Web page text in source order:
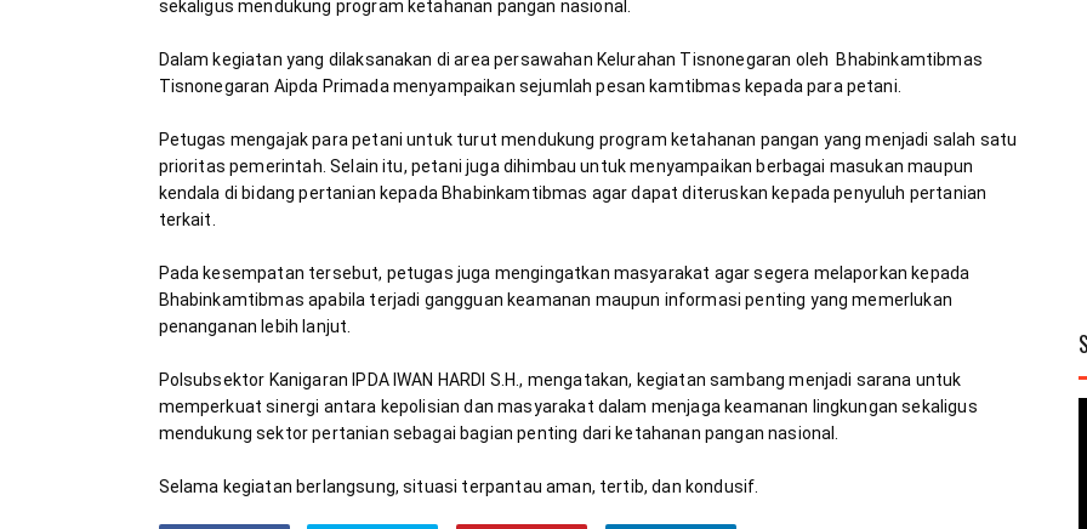
Dalam kegiatan yang dilaksanakan di area persawahan Kelurahan Tisnonegaran oleh  Bhabinkamtibmas
Petugas mengajak para petani untuk turut mendukung program ketahanan pangan yang menjadi salah satu
prioritas pemerintah. Selain itu, petani juga dihimbau untuk menyampaikan berbagai masukan maupun
kendala di bidang pertanian kepada Bhabinkamtibmas agar dapat diteruskan kepada penyuluh pertanian
Pada kesempatan tersebut, petugas juga mengingatkan masyarakat agar segera melaporkan kepada
Bhabinkamtibmas apabila terjadi gangguan keamanan maupun informasi penting yang memerlukan
Polsubsektor Kanigaran IPDA IWAN HARDI S.H., mengatakan, kegiatan sambang menjadi sarana untuk
memperkuat sinergi antara kepolisian dan masyarakat dalam menjaga keamanan lingkungan sekaligus
Selama kegiatan berlangsung, situasi terpantau aman, tertib, dan kondusif.